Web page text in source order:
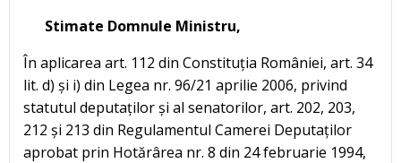
Stimate Domnule Ministru,
În aplicarea art. 112 din Constituția României, art. 34
lit. d) și i) din Legea nr. 96/21 aprilie 2006, privind
statutul deputaților și al senatorilor, art. 202, 203,
212 și 213 din Regulamentul Camerei Deputaților
aprobat prin Hotărârea nr. 8 din 24 februarie 1994,